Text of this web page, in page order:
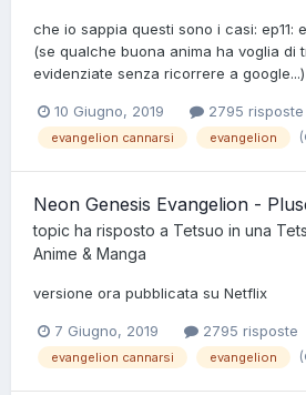
che io sappia questi sono i casi: ep11:
(se qualche buona anima ha voglia di
evidenziate senza ricorrere a google...)
10 Giugno, 2019 2795 risposte
evangelion cannarsi evangelion
Neon Genesis Evangelion -
topic ha risposto a Tetsuo in una
Anime & Manga
versione ora pubblicata su Netflix
7 Giugno, 2019 2795 risposte
evangelion cannarsi evangelion